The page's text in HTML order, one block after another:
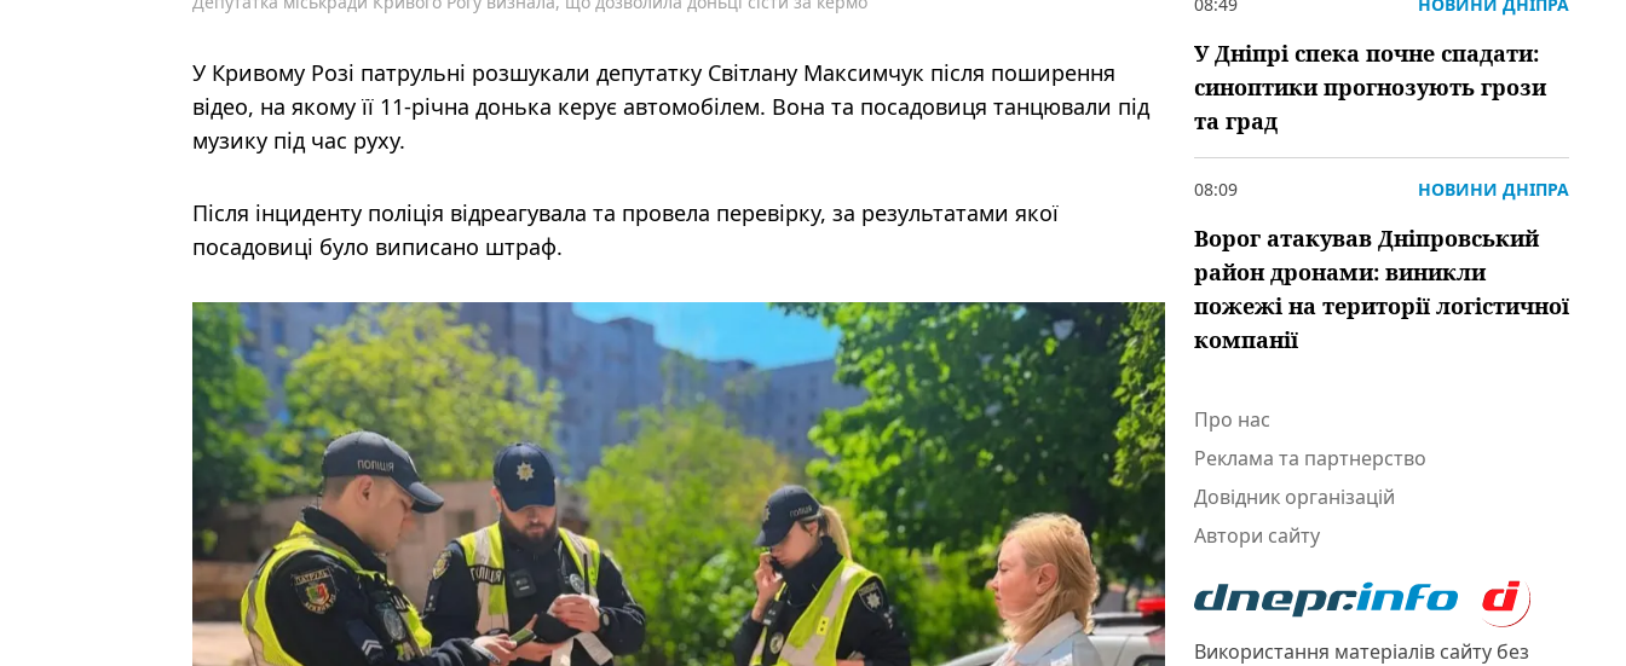
У Кривому Розі патрульні розшукали депутатку Світлану Максимчук після поширення
відео, на якому її 11-річна донька керує автомобілем. Вона та посадовиця танцювали під
музику під час руху.
Після інциденту поліція відреагувала та провела перевірку, за результатами якої
посадовиці було виписано штраф.
У Дніпрі спека почне спадати:
синоптики прогнозують грози
та град
08:09 НОВИНИ ДНІПРА
Ворог атакував Дніпровський
район дронами: виникли
пожежі на території логістичної
компанії
Про нас
Реклама та партнерство
Довідник організацій
Автори сайту
Використання матеріалів сайту без